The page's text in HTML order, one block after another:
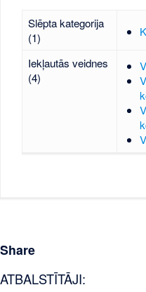
Slēpta kategorija
(1)
Iekļautās veidnes
(4)
Share
ATBALSTĪTĀJI: